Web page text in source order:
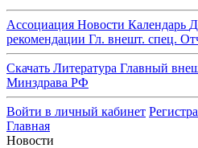
Ассоциация Новости Календарь
рекомендации Гл. внешт. спец.
Скачать Литература Главный
Минздрава РФ
Войти в личный кабинет
Главная
Новости